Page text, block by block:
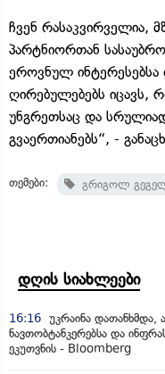
ჩვენ რასაკვირველია,
პარტნიორთან
ეროვნულ
ღირებულებებს იცავს,
უნგრეთსაც და
გვაერთიანებს“, -
თემები: გრიგოლ
დღის სიახლეები
16:16 უკრაინა დათანხმდა,
ნავთობტანკერებსა და
ეკუთვნის - Bloomberg